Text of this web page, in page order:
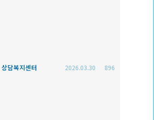
상담복지센터 2026.03.30 896